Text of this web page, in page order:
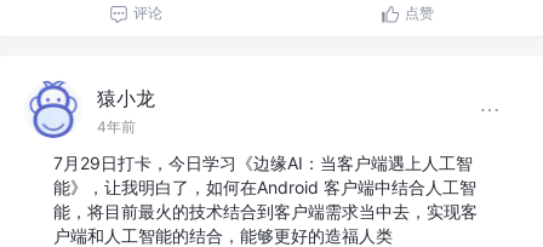
评论 点赞
猿小龙
4年前
7月29日打卡，今日学习《边缘AI：当客户端遇上人工智
能》，让我明白了，如何在Android 客户端中结合人工智
能，将目前最火的技术结合到客户端需求当中去，实现客
户端和人工智能的结合，能够更好的造福人类